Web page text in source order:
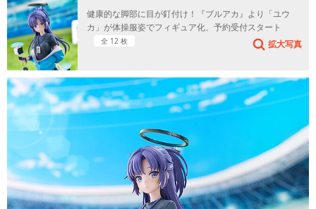
健康的な脚部に目が釘付け！『ブルアカ』より「ユウ
カ」が体操服姿でフィギュア化、予約受付スタート
全 12 枚 拡大写真